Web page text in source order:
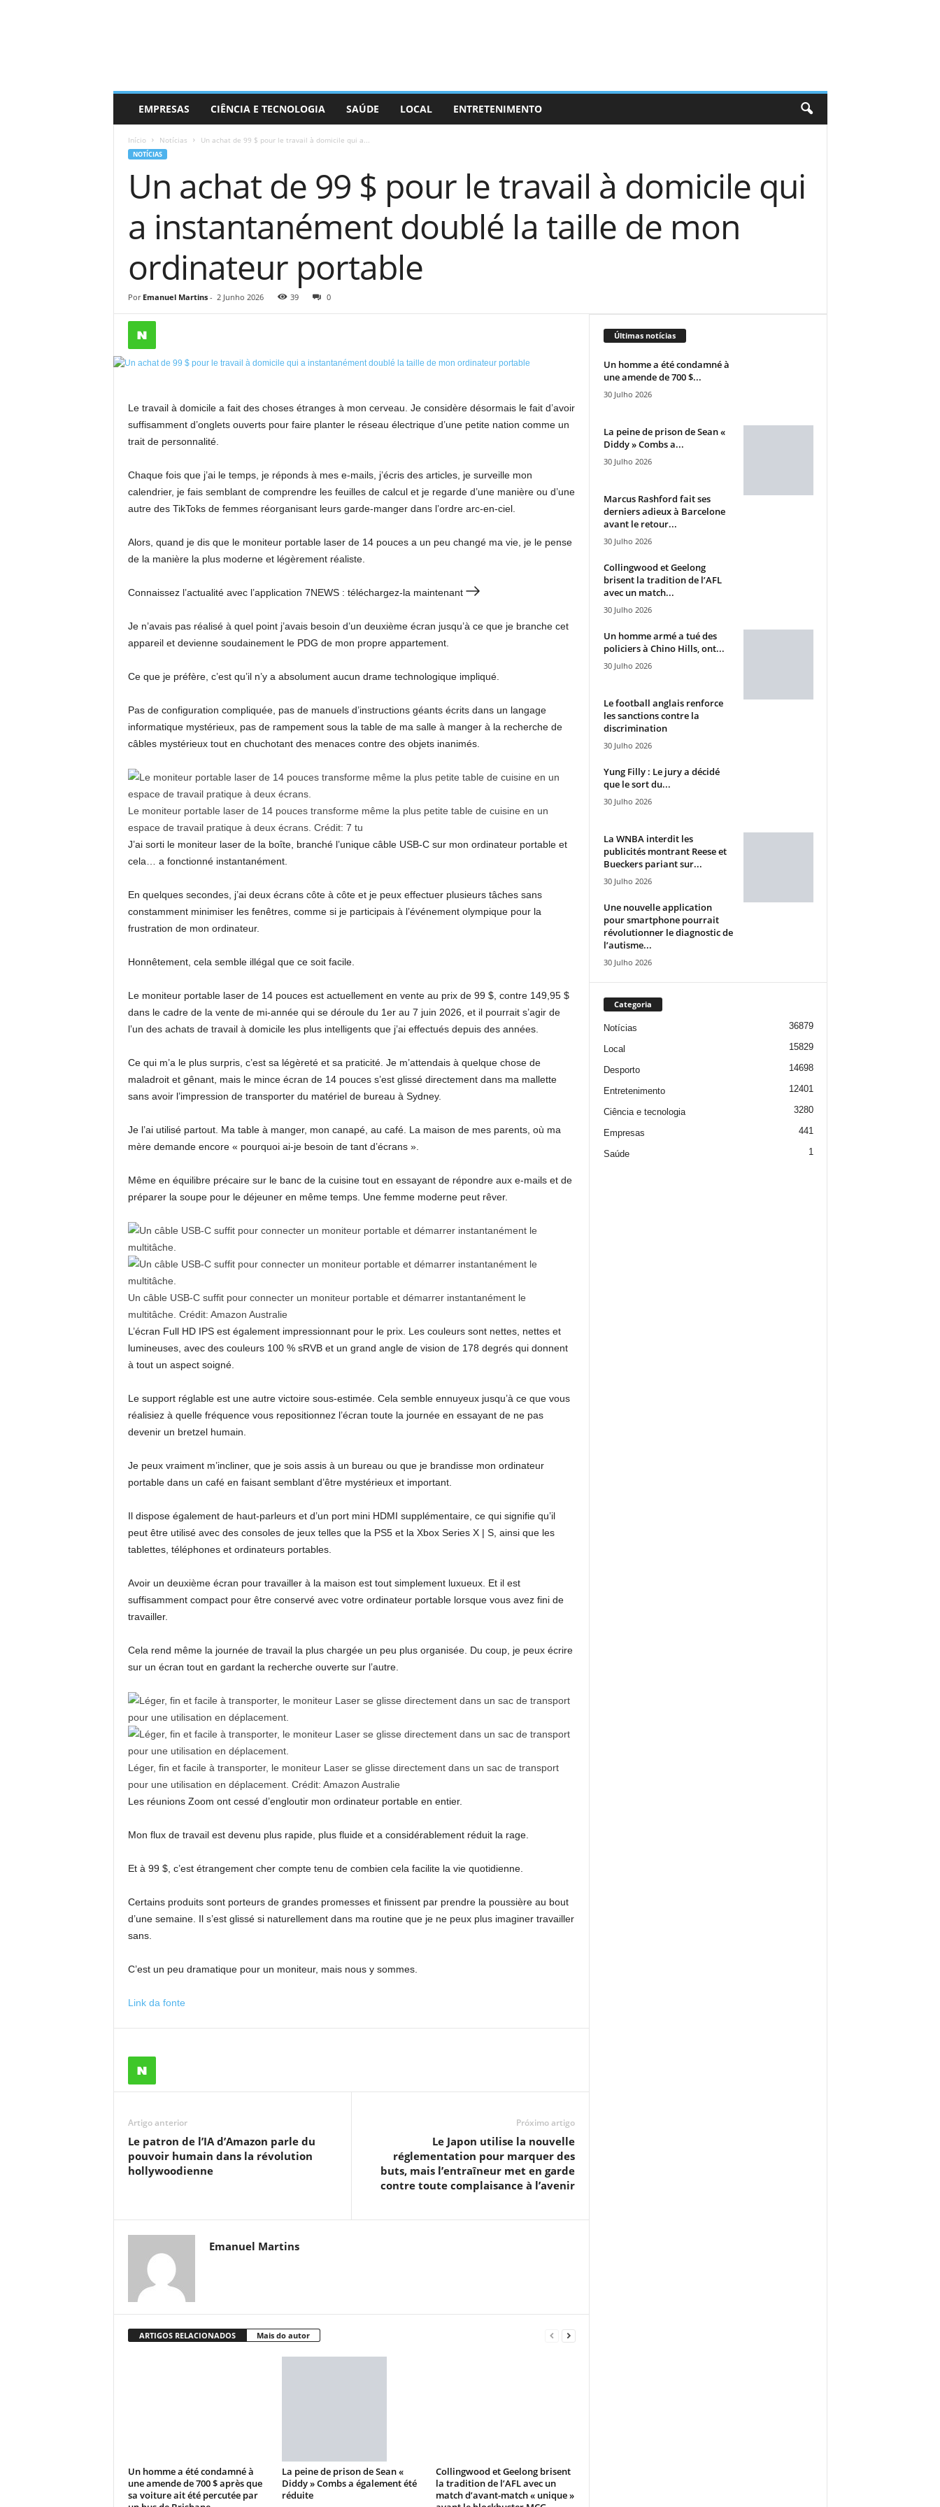
EMPRESAS CIÊNCIA E TECNOLOGIA SAÚDE LOCAL ENTRETENIMENTO
Início Notícias Un achat de 99 $ pour le travail à domicile qui a...
NOTÍCIAS
Un achat de 99 $ pour le travail à domicile qui
a instantanément doublé la taille de mon
ordinateur portable
Por Emanuel Martins- 2 Junho 2026 39 0
Le travail à domicile a fait des choses étranges à mon cerveau. Je considère désormais le fait d’avoir
suffisamment d’onglets ouverts pour faire planter le réseau électrique d’une petite nation comme un
trait de personnalité.
Chaque fois que j’ai le temps, je réponds à mes e-mails, j’écris des articles, je surveille mon
calendrier, je fais semblant de comprendre les feuilles de calcul et je regarde d’une manière ou d’une
autre des TikToks de femmes réorganisant leurs garde-manger dans l’ordre arc-en-ciel.
Alors, quand je dis que le moniteur portable laser de 14 pouces a un peu changé ma vie, je le pense
de la manière la plus moderne et légèrement réaliste.
Connaissez l’actualité avec l’application 7NEWS : téléchargez-la maintenant
Je n’avais pas réalisé à quel point j’avais besoin d’un deuxième écran jusqu’à ce que je branche cet
appareil et devienne soudainement le PDG de mon propre appartement.
Ce que je préfère, c’est qu’il n’y a absolument aucun drame technologique impliqué.
Pas de configuration compliquée, pas de manuels d’instructions géants écrits dans un langage
informatique mystérieux, pas de rampement sous la table de ma salle à manger à la recherche de
câbles mystérieux tout en chuchotant des menaces contre des objets inanimés.
Le moniteur portable laser de 14 pouces transforme même la plus petite table de cuisine en un
espace de travail pratique à deux écrans. Crédit: 7 tu
J’ai sorti le moniteur laser de la boîte, branché l’unique câble USB-C sur mon ordinateur portable et
cela… a fonctionné instantanément.
En quelques secondes, j’ai deux écrans côte à côte et je peux effectuer plusieurs tâches sans
constamment minimiser les fenêtres, comme si je participais à l’événement olympique pour la
frustration de mon ordinateur.
Honnêtement, cela semble illégal que ce soit facile.
Le moniteur portable laser de 14 pouces est actuellement en vente au prix de 99 $, contre 149,95 $
dans le cadre de la vente de mi-année qui se déroule du 1er au 7 juin 2026, et il pourrait s’agir de
l’un des achats de travail à domicile les plus intelligents que j’ai effectués depuis des années.
Ce qui m’a le plus surpris, c’est sa légèreté et sa praticité. Je m’attendais à quelque chose de
maladroit et gênant, mais le mince écran de 14 pouces s’est glissé directement dans ma mallette
sans avoir l’impression de transporter du matériel de bureau à Sydney.
Je l’ai utilisé partout. Ma table à manger, mon canapé, au café. La maison de mes parents, où ma
mère demande encore « pourquoi ai-je besoin de tant d’écrans ».
Même en équilibre précaire sur le banc de la cuisine tout en essayant de répondre aux e-mails et de
préparer la soupe pour le déjeuner en même temps. Une femme moderne peut rêver.
Un câble USB-C suffit pour connecter un moniteur portable et démarrer instantanément le
multitâche. Crédit: Amazon Australie
L’écran Full HD IPS est également impressionnant pour le prix. Les couleurs sont nettes, nettes et
lumineuses, avec des couleurs 100 % sRVB et un grand angle de vision de 178 degrés qui donnent
à tout un aspect soigné.
Le support réglable est une autre victoire sous-estimée. Cela semble ennuyeux jusqu’à ce que vous
réalisiez à quelle fréquence vous repositionnez l’écran toute la journée en essayant de ne pas
devenir un bretzel humain.
Je peux vraiment m’incliner, que je sois assis à un bureau ou que je brandisse mon ordinateur
portable dans un café en faisant semblant d’être mystérieux et important.
Il dispose également de haut-parleurs et d’un port mini HDMI supplémentaire, ce qui signifie qu’il
peut être utilisé avec des consoles de jeux telles que la PS5 et la Xbox Series X | S, ainsi que les
tablettes, téléphones et ordinateurs portables.
Avoir un deuxième écran pour travailler à la maison est tout simplement luxueux. Et il est
suffisamment compact pour être conservé avec votre ordinateur portable lorsque vous avez fini de
travailler.
Cela rend même la journée de travail la plus chargée un peu plus organisée. Du coup, je peux écrire
sur un écran tout en gardant la recherche ouverte sur l’autre.
Léger, fin et facile à transporter, le moniteur Laser se glisse directement dans un sac de transport
pour une utilisation en déplacement. Crédit: Amazon Australie
Les réunions Zoom ont cessé d’engloutir mon ordinateur portable en entier.
Mon flux de travail est devenu plus rapide, plus fluide et a considérablement réduit la rage.
Et à 99 $, c’est étrangement cher compte tenu de combien cela facilite la vie quotidienne.
Certains produits sont porteurs de grandes promesses et finissent par prendre la poussière au bout
d’une semaine. Il s’est glissé si naturellement dans ma routine que je ne peux plus imaginer travailler
sans.
C’est un peu dramatique pour un moniteur, mais nous y sommes.
Link da fonte
Artigo anterior
Le patron de l’IA d’Amazon parle du
pouvoir humain dans la révolution
hollywoodienne
Próximo artigo
Le Japon utilise la nouvelle
réglementation pour marquer des
buts, mais l’entraîneur met en garde
contre toute complaisance à l’avenir
Emanuel Martins
ARTIGOS RELACIONADOS Mais do autor
Un homme a été condamné à
une amende de 700 $ après que
sa voiture ait été percutée par
La peine de prison de Sean «
Diddy » Combs a également été
réduite
Collingwood et Geelong brisent
la tradition de l’AFL avec un
match d’avant-match « unique »
Últimas notícias
Un homme a été condamné à
une amende de 700 $...
30 Julho 2026
La peine de prison de Sean «
Diddy » Combs a...
30 Julho 2026
Marcus Rashford fait ses
derniers adieux à Barcelone
avant le retour...
30 Julho 2026
Collingwood et Geelong
brisent la tradition de l’AFL
avec un match...
30 Julho 2026
Un homme armé a tué des
policiers à Chino Hills, ont...
30 Julho 2026
Le football anglais renforce
les sanctions contre la
discrimination
30 Julho 2026
Yung Filly : Le jury a décidé
que le sort du...
30 Julho 2026
La WNBA interdit les
publicités montrant Reese et
Bueckers pariant sur...
30 Julho 2026
Une nouvelle application
pour smartphone pourrait
révolutionner le diagnostic de
l’autisme...
30 Julho 2026
Categoria
Notícias 36879
Local 15829
Desporto 14698
Entretenimento 12401
Ciência e tecnologia 3280
Empresas 441
Saúde 1